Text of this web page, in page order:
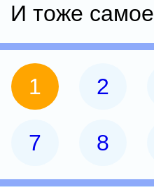
И тоже
1 2
7 8